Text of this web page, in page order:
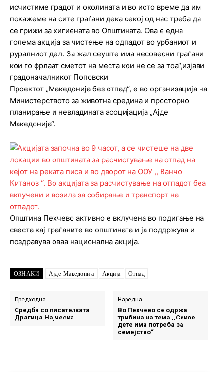
исчистиме градот и околината и во исто време да им
покажеме на сите граѓани дека секој од нас треба да
се грижи за хигиената во Општината. Ова е една
голема акција за чистење на одпадот во урбаниот и
руралниот дел. За жал сеуште има несовесни граѓани
кои го фрлаат сметот на места кои не се за тоа“,изјави
градоначалникот Поповски.
Проектот „Македонија без отпад“, е во организација на
Министерството за животна средина и просторно
планирање и невладината асоцијација „Ајде
Македонија“.
Општина Пехчево активно е вклучена во подигање на
свеста кај граѓаните во општината и ја поддржува и
поздравува оваа национална акција.
ОЗНАКИ Ајде Македонија Акција Отпад
Предходна
Средба со писателката
Драгица Најческа
Наредна
Во Пехчево се одржа
трибина на тема ,,Секое
дете има потреба за
семејство“